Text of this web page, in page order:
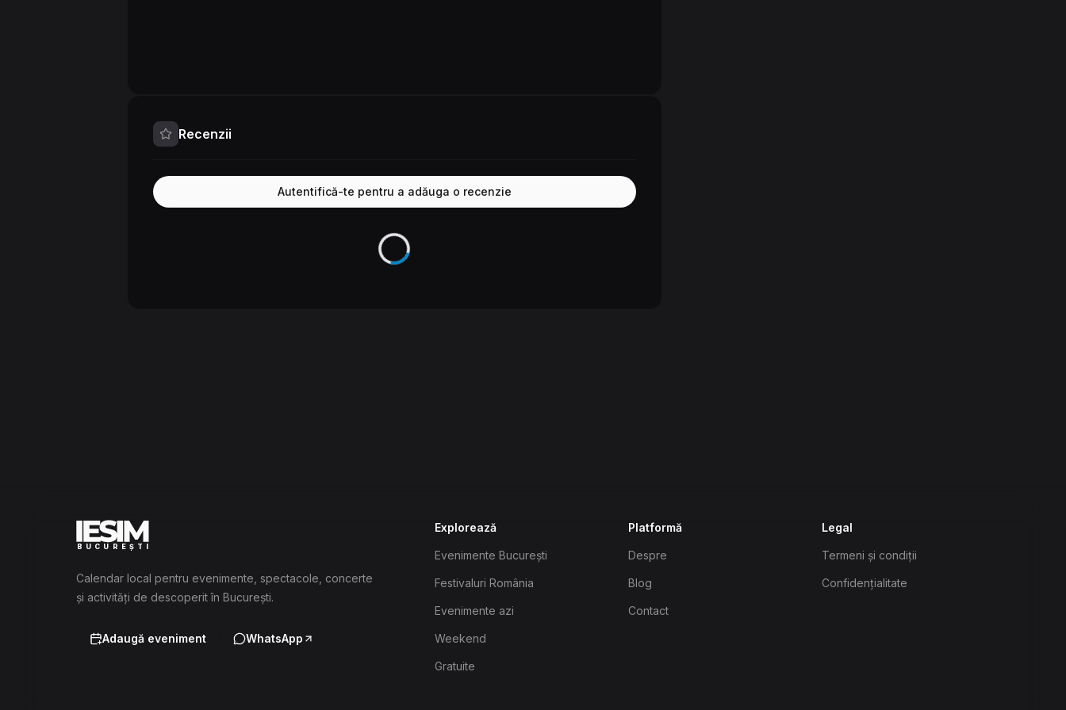
Recenzii
Autentifică-te pentru a adăuga o recenzie
Se încarcă...
BUCUREȘTI
Calendar local pentru evenimente, spectacole, concerte
și activități de descoperit în București.
Adaugă eveniment WhatsApp
Explorează
Evenimente București
Festivaluri România
Evenimente azi
Weekend
Gratuite
Platformă
Despre
Blog
Contact
Legal
Termeni și condiții
Confidențialitate